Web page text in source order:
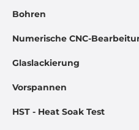
Bohren
Numerische CNC-
Glaslackierung
Vorspannen
HST - Heat Soak Test